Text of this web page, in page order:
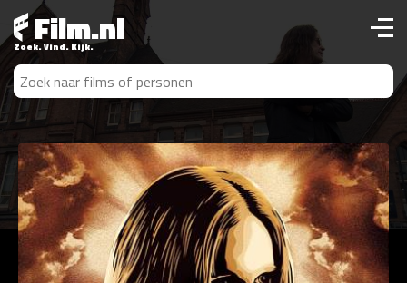
Film.nl
Zoek. Vind. Kijk.